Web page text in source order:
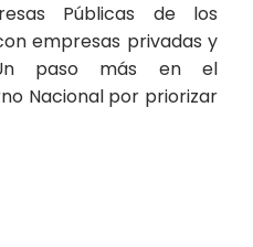
Públicas de los
empresas privadas y
paso más en el
Nacional por priorizar